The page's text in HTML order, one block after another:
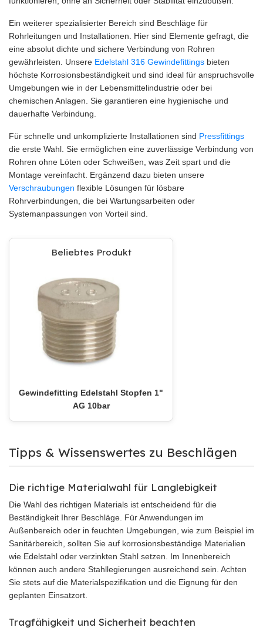
Ein weiterer spezialisierter Bereich sind Beschläge für
Rohrleitungen und Installationen. Hier sind Elemente gefragt, die
eine absolut dichte und sichere Verbindung von Rohren
gewährleisten. Unsere Edelstahl 316 Gewindefittings bieten
höchste Korrosionsbeständigkeit und sind ideal für anspruchsvolle
Umgebungen wie in der Lebensmittelindustrie oder bei
chemischen Anlagen. Sie garantieren eine hygienische und
dauerhafte Verbindung.
Für schnelle und unkomplizierte Installationen sind Pressfittings
die erste Wahl. Sie ermöglichen eine zuverlässige Verbindung von
Rohren ohne Löten oder Schweißen, was Zeit spart und die
Montage vereinfacht. Ergänzend dazu bieten unsere
Verschraubungen flexible Lösungen für lösbare
Rohrverbindungen, die bei Wartungsarbeiten oder
Systemanpassungen von Vorteil sind.
Beliebtes Produkt
Gewindefitting Edelstahl Stopfen 1"
AG 10bar
Tipps & Wissenswertes zu Beschlägen
Die richtige Materialwahl für Langlebigkeit
Die Wahl des richtigen Materials ist entscheidend für die
Beständigkeit Ihrer Beschläge. Für Anwendungen im
Außenbereich oder in feuchten Umgebungen, wie zum Beispiel im
Sanitärbereich, sollten Sie auf korrosionsbeständige Materialien
wie Edelstahl oder verzinkten Stahl setzen. Im Innenbereich
können auch andere Stahllegierungen ausreichend sein. Achten
Sie stets auf die Materialspezifikation und die Eignung für den
geplanten Einsatzort.
Tragfähigkeit und Sicherheit beachten